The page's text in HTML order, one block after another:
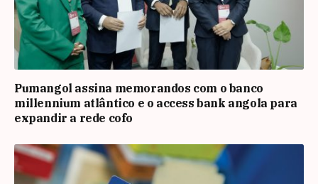
Pumangol assina memorandos com o banco
millennium atlântico e o access bank angola para
expandir a rede cofo